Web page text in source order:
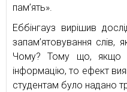
пам’ять».
Еббінгауз вирішив
запам’ятовування
Чому? Тому що, якщо
інформацію, то ефект
студентам було надано